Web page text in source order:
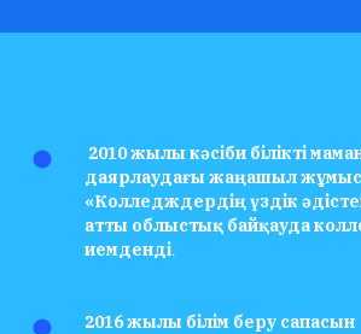
2010 жылы кәсіби білікті
даярлаудағы жаңашыл
«Колледждердің үздік
атты облыстық байқауда
иемденді.
2016 жылы білім беру сапасын